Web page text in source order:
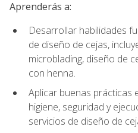
Aprenderás a:
Desarrollar habilidades
de diseño de cejas,
microblading, diseño de
con henna.
Aplicar buenas prácticas
higiene, seguridad y
servicios de diseño de